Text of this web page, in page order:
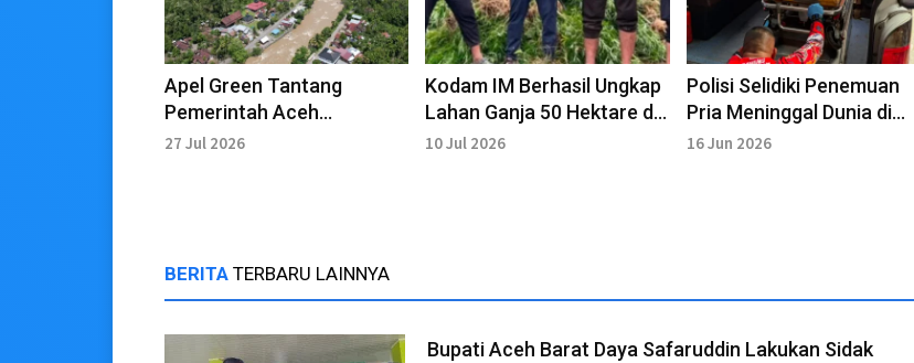
Apel Green Tantang
Pemerintah Aceh
Ungkap Pembalakan Liar di
27 Jul 2026
Kodam IM Berhasil Ungkap
Lahan Ganja 50 Hektare di
Pegunungan Nagan Raya
10 Jul 2026
Polisi Selidiki Penemuan
Pria Meninggal Dunia di
Ruko Dalam Pembangunan
16 Jun 2026
BERITA TERBARU LAINNYA
Bupati Aceh Barat Daya Safaruddin Lakukan Sidak